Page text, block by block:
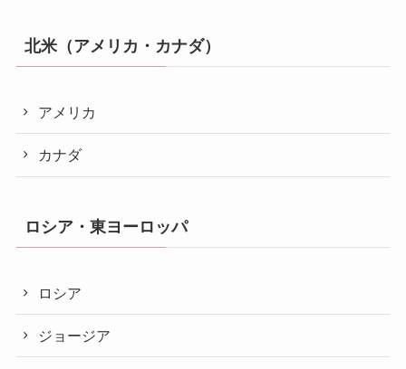
北米（アメリカ・カナダ）
アメリカ
カナダ
ロシア・東ヨーロッパ
ロシア
ジョージア